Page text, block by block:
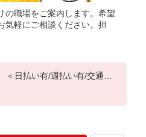
の職場をご案内します。希望
気軽にご相談ください。担
日払い有/週払い有/交通費
＞